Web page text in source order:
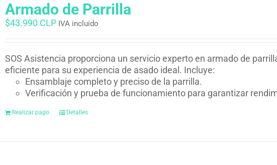
Armado de Parrilla
$43.990 CLP IVA incluido
SOS Asistencia proporciona un servicio experto en armado de
eficiente para su experiencia de asado ideal. Incluye:
Ensamblaje completo y preciso de la parrilla.
Verificación y prueba de funcionamiento para garantizar
Realizar pago Detalles